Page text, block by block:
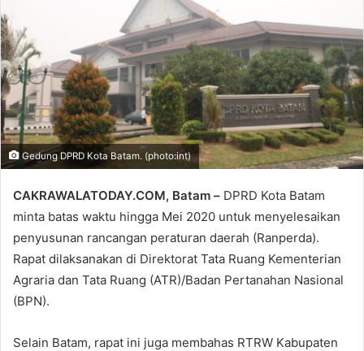
Gedung DPRD Kota Batam. (photo:int)
CAKRAWALATODAY.COM, Batam – DPRD Kota Batam
minta batas waktu hingga Mei 2020 untuk menyelesaikan
penyusunan rancangan peraturan daerah (Ranperda).
Rapat dilaksanakan di Direktorat Tata Ruang Kementerian
Agraria dan Tata Ruang (ATR)/Badan Pertanahan Nasional
(BPN).
Selain Batam, rapat ini juga membahas RTRW Kabupaten